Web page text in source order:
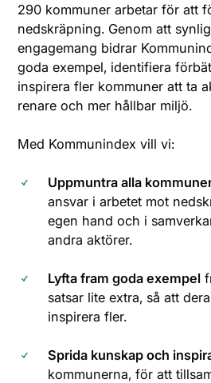
290 kommuner arbetar för att
nedskräpning. Genom att
engagemang bidrar
goda exempel, identifiera
inspirera fler kommuner att ta
renare och mer hållbar miljö.
Med Kommunindex vill vi:
Uppmuntra alla
ansvar i arbetet mot
egen hand och i
andra aktörer.
Lyfta fram goda exempel
satsar lite extra, så att
inspirera fler.
Sprida kunskap och
kommunerna, för att